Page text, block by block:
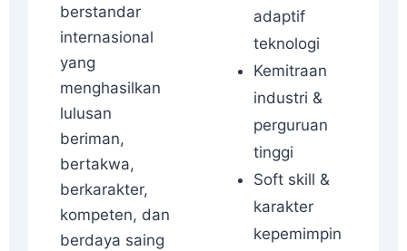
berstandar
internasional
yang
menghasilkan
lulusan
beriman,
bertakwa,
berkarakter,
kompeten, dan
berdaya saing
adaptif
teknologi
Kemitraan
industri &
perguruan
tinggi
Soft skill &
karakter
kepemimpin